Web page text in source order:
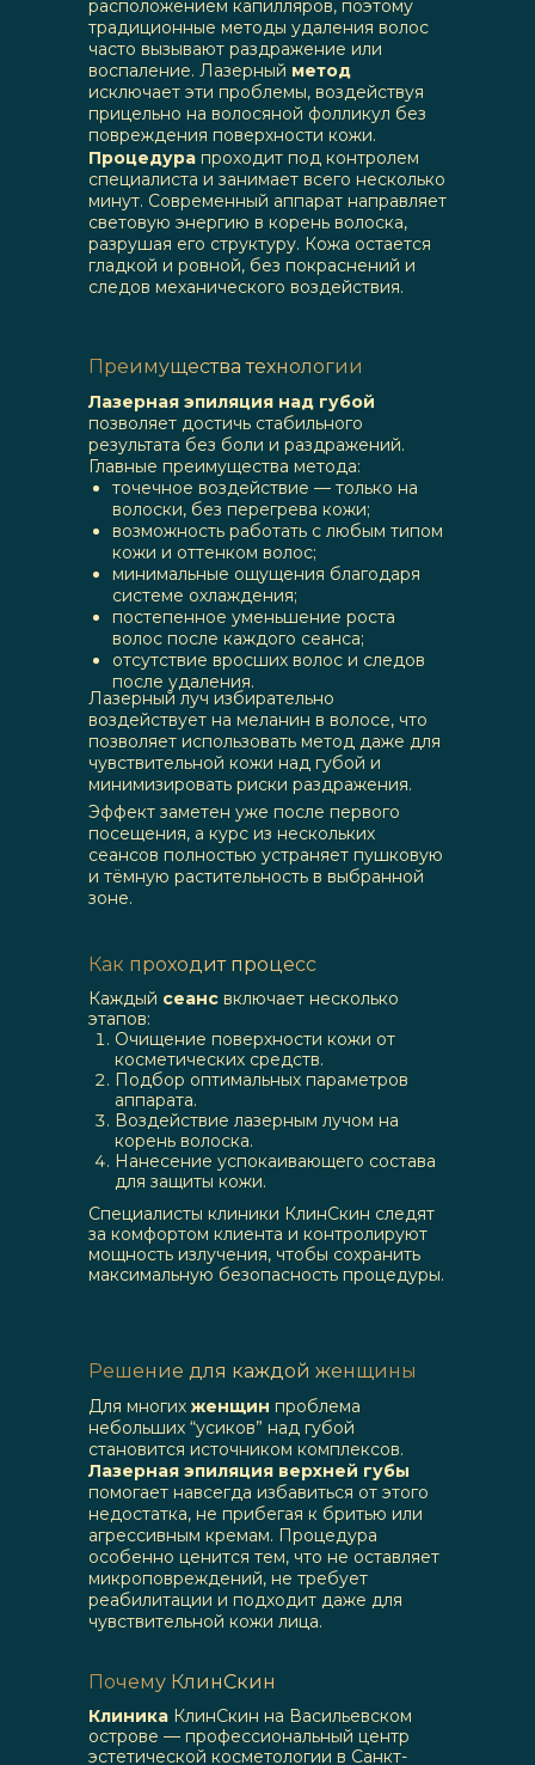
расположением капилляров, поэтому
традиционные методы удаления волос
часто вызывают раздражение или
воспаление. Лазерный метод
исключает эти проблемы, воздействуя
прицельно на волосяной фолликул без
повреждения поверхности кожи.
Процедура проходит под контролем
специалиста и занимает всего несколько
минут. Современный аппарат направляет
световую энергию в корень волоска,
разрушая его структуру. Кожа остается
гладкой и ровной, без покраснений и
следов механического воздействия.
Преимущества технологии
Лазерная эпиляция над губой
позволяет достичь стабильного
результата без боли и раздражений.
Главные преимущества метода:
точечное воздействие — только на
волоски, без перегрева кожи;
возможность работать с любым типом
кожи и оттенком волос;
минимальные ощущения благодаря
системе охлаждения;
постепенное уменьшение роста
волос после каждого сеанса;
отсутствие вросших волос и следов
после удаления.
Лазерный луч избирательно
воздействует на меланин в волосе, что
позволяет использовать метод даже для
чувствительной кожи над губой и
минимизировать риски раздражения.
Эффект заметен уже после первого
посещения, а курс из нескольких
сеансов полностью устраняет пушковую
и тёмную растительность в выбранной
зоне.
Как проходит процесс
Каждый сеанс включает несколько
этапов:
Очищение поверхности кожи от
косметических средств.
Подбор оптимальных параметров
аппарата.
Воздействие лазерным лучом на
корень волоска.
Нанесение успокаивающего состава
для защиты кожи.
Специалисты клиники КлинСкин следят
за комфортом клиента и контролируют
мощность излучения, чтобы сохранить
максимальную безопасность процедуры.
Решение для каждой женщины
Для многих женщин проблема
небольших “усиков” над губой
становится источником комплексов.
Лазерная эпиляция верхней губы
помогает навсегда избавиться от этого
недостатка, не прибегая к бритью или
агрессивным кремам. Процедура
особенно ценится тем, что не оставляет
микроповреждений, не требует
реабилитации и подходит даже для
чувствительной кожи лица.
Почему КлинСкин
Клиника КлинСкин на Васильевском
острове — профессиональный центр
эстетической косметологии в Санкт-